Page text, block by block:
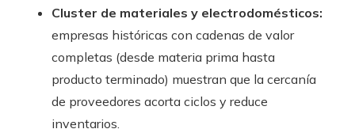
Cluster de materiales y electrodomésticos:
empresas históricas con cadenas de valor
completas (desde materia prima hasta
producto terminado) muestran que la cercanía
de proveedores acorta ciclos y reduce
inventarios.